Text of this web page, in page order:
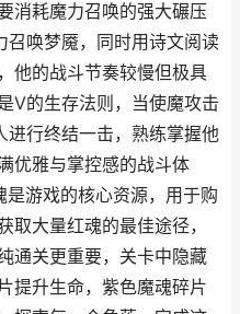
消耗魔力召唤的强大碾压
召唤梦魇，同时用诗文阅读
他的战斗节奏较慢但极具
V的生存法则，当使魔攻击
进行终结一击，熟练掌握他
优雅与掌控感的战斗体
游戏的核心资源，用于购
取大量红魂的最佳途径，
通关更重要，关卡中隐藏
提升生命，紫色魔魂碎片